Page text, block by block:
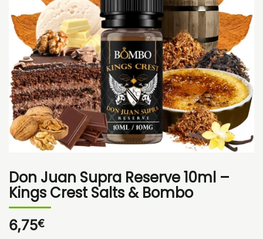
Don Juan Supra Reserve 10ml –
Kings Crest Salts & Bombo
6,75€